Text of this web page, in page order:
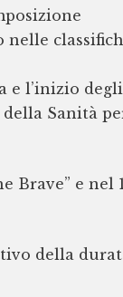
nelle
e l’inizio
Sanità
e nel
della